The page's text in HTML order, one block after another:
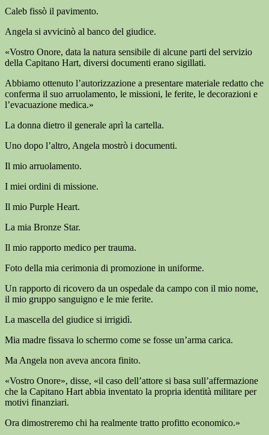
Caleb fissò il pavimento.
Angela si avvicinò al banco del giudice.
«Vostro Onore, data la natura sensibile di alcune parti del servizio
della Capitano Hart, diversi documenti erano sigillati.
Abbiamo ottenuto l’autorizzazione a presentare materiale redatto che
conferma il suo arruolamento, le missioni, le ferite, le decorazioni e
l’evacuazione medica.»
La donna dietro il generale aprì la cartella.
Uno dopo l’altro, Angela mostrò i documenti.
Il mio arruolamento.
I miei ordini di missione.
Il mio Purple Heart.
La mia Bronze Star.
Il mio rapporto medico per trauma.
Foto della mia cerimonia di promozione in uniforme.
Un rapporto di ricovero da un ospedale da campo con il mio nome,
il mio gruppo sanguigno e le mie ferite.
La mascella del giudice si irrigidì.
Mia madre fissava lo schermo come se fosse un’arma carica.
Ma Angela non aveva ancora finito.
«Vostro Onore», disse, «il caso dell’attore si basa sull’affermazione
che la Capitano Hart abbia inventato la propria identità militare per
motivi finanziari.
Ora dimostreremo chi ha realmente tratto profitto economico.»